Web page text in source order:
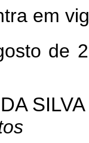
em
de
SILVA